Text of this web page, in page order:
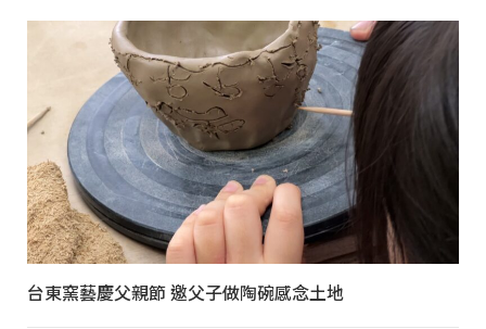
台東窯藝慶父親節 邀父子做陶碗感念土地